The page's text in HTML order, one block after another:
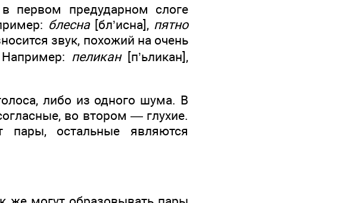
первом предударном слоге
блесна[бл’исна], пятно
звук, похожий на очень
пеликан[п’ьликан],
либо из одного шума. В
во втором — глухие.
пары, остальные являются